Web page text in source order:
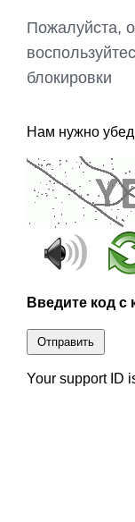
Пожалуйста,
блокировки
Нам нужно
Введите код с
Отправить
Your support ID